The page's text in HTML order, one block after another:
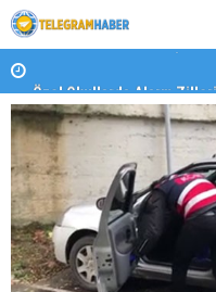
Devlet Okuluna Yöneldi"